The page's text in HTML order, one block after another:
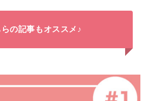
らの記事もオススメ♪